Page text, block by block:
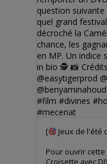
[
Jeux de l'été
Pour ouvrir
Croisette avec